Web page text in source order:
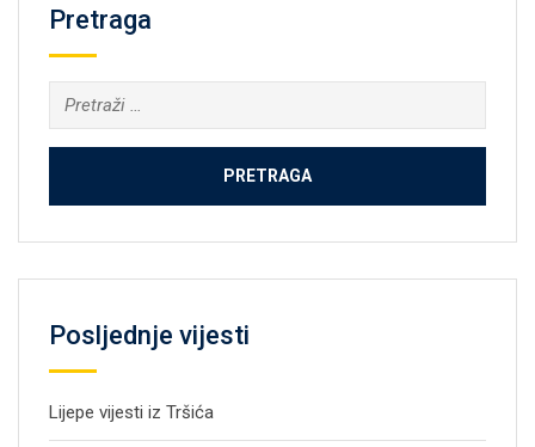
Pretraga
Pretraga:
Posljednje vijesti
Lijepe vijesti iz Tršića